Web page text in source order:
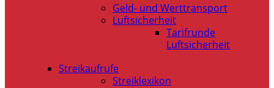
Geld- und Werttransport
Luftsicherheit
Tarifrunde
Luftsicherheit
Streikaufrufe
Streiklexikon